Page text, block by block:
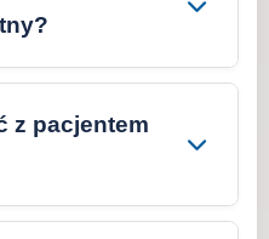
z pacjentem